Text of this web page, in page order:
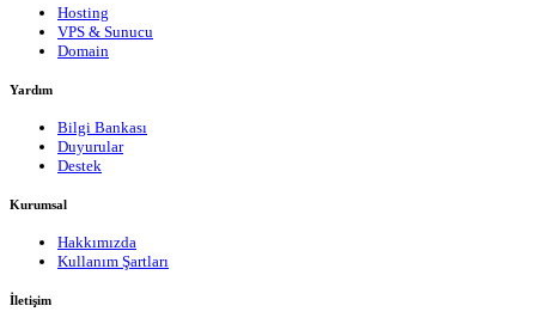
Hosting
VPS & Sunucu
Domain
Yardım
Bilgi Bankası
Duyurular
Destek
Kurumsal
Hakkımızda
Kullanım Şartları
İletişim